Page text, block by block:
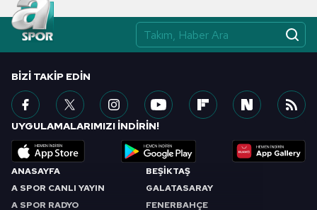
ANASAYFA
A SPOR CANLI YAYIN
A SPOR RADYO
BEŞİKTAŞ
GALATASARAY
FENERBAHÇE
BIZI TAKIP EDIN
UYGULAMALARIMIZI İNDİRİN!